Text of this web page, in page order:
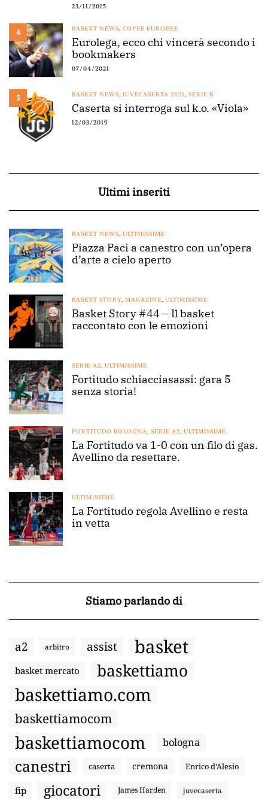
23/11/2015
4 BASKET NEWS, COPPE EUROPEE
Eurolega, ecco chi vincerà secondo i
bookmakers
07/04/2021
5 BASKET NEWS, JUVECASERTA 2021, SERIE B
Caserta si interroga sul k.o. «Viola»
12/03/2019
Ultimi inseriti
BASKET NEWS, ULTIMISSIME
Piazza Paci a canestro con un’opera
d’arte a cielo aperto
BASKET STORY, MAGAZINE, ULTIMISSIME
Basket Story #44 – Il basket
raccontato con le emozioni
SERIE A2, ULTIMISSIME
Fortitudo schiacciasassi: gara 5
senza storia!
FORTITUDO BOLOGNA, SERIE A2, ULTIMISSIME
La Fortitudo va 1-0 con un filo di gas.
Avellino da resettare.
ULTIMISSIME
La Fortitudo regola Avellino e resta
in vetta
Stiamo parlando di
a2 arbitro assist basket
basket mercato baskettiamo
baskettiamo.com
baskettiamocom
baskettiamocom bologna
canestri caserta cremona Enrico d’Alesio
fip giocatori James Harden juvecaserta